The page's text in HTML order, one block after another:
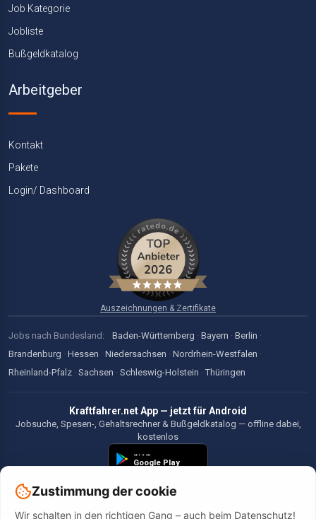
Job Kategorie
Jobliste
Bußgeldkatalog
Arbeitgeber
Kontakt
Pakete
Login/ Dashboard
Auszeichnungen & Zertifikate
Jobs nach Bundesland: Baden-Württemberg · Bayern · Berlin ·
Brandenburg · Hessen · Niedersachsen · Nordrhein-Westfalen ·
Rheinland-Pfalz · Sachsen · Schleswig-Holstein · Thüringen
Kraftfahrer.net App — jetzt für Android
Jobsuche, Spesen-, Gehaltsrechner & Bußgeldkatalog — offline dabei,
kostenlos
Zustimmung der cookie
Wir schalten in den richtigen Gang – auch beim Datenschutz!